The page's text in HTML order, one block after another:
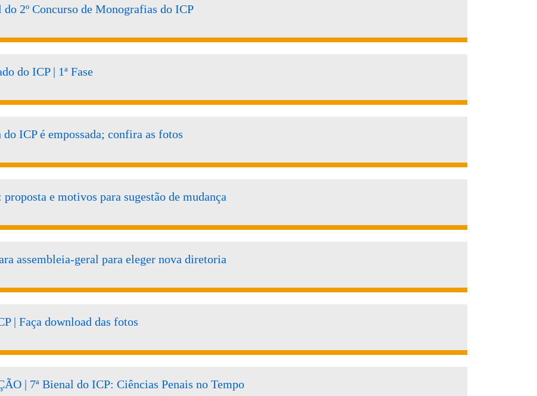
2º Concurso de Monografias do ICP
do ICP | 1ª Fase
ICP é empossada; confira as fotos
e motivos para sugestão de mudança
assembleia-geral para eleger nova diretoria
| Faça download das fotos
| 7ª Bienal do ICP: Ciências Penais no Tempo